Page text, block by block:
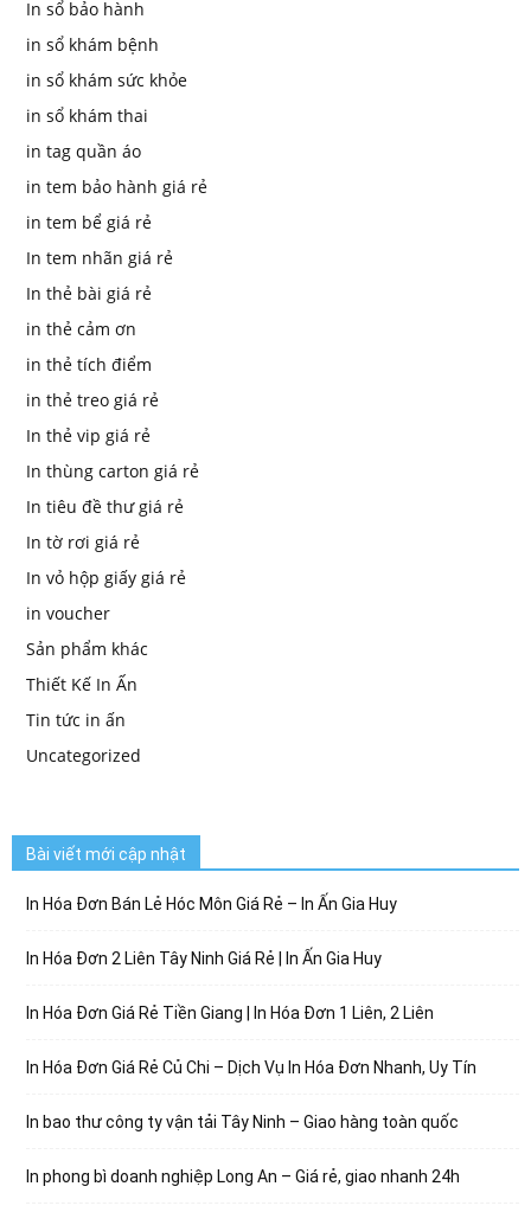
In sổ bảo hành
in sổ khám bệnh
in sổ khám sức khỏe
in sổ khám thai
in tag quần áo
in tem bảo hành giá rẻ
in tem bể giá rẻ
In tem nhãn giá rẻ
In thẻ bài giá rẻ
in thẻ cảm ơn
in thẻ tích điểm
in thẻ treo giá rẻ
In thẻ vip giá rẻ
In thùng carton giá rẻ
In tiêu đề thư giá rẻ
In tờ rơi giá rẻ
In vỏ hộp giấy giá rẻ
in voucher
Sản phẩm khác
Thiết Kế In Ấn
Tin tức in ấn
Uncategorized
Bài viết mới cập nhật
In Hóa Đơn Bán Lẻ Hóc Môn Giá Rẻ – In Ấn Gia Huy
In Hóa Đơn 2 Liên Tây Ninh Giá Rẻ | In Ấn Gia Huy
In Hóa Đơn Giá Rẻ Tiền Giang | In Hóa Đơn 1 Liên, 2 Liên
In Hóa Đơn Giá Rẻ Củ Chi – Dịch Vụ In Hóa Đơn Nhanh, Uy Tín
In bao thư công ty vận tải Tây Ninh – Giao hàng toàn quốc
In phong bì doanh nghiệp Long An – Giá rẻ, giao nhanh 24h